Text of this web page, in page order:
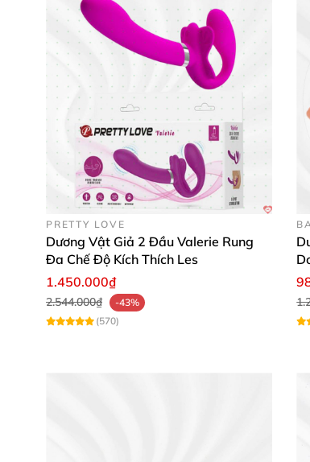
ngay hôm nay để trải nghiệm sự khác
PRETTY LOVE
Dương Vật Giả 2 Đầu Valerie Rung
Đa Chế Độ Kích Thích Les
1.450.000₫
2.544.000₫
-43%
(570)